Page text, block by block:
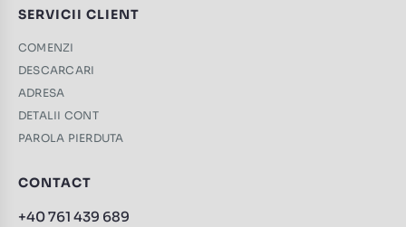
SERVICII CLIENT
COMENZI
DESCARCARI
ADRESA
DETALII CONT
PAROLA PIERDUTA
CONTACT
+40 761 439 689